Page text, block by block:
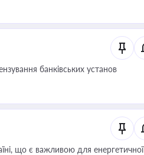
банківських установ
що є важливою для енергетичної